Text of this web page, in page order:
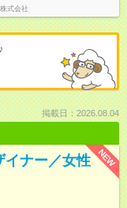
式会社
掲載日：2026.08.04
NEW
イナー／女性